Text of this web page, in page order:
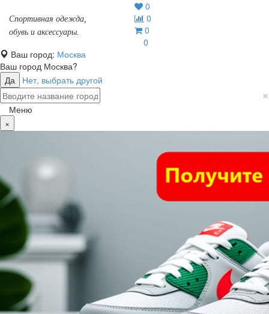
Спортивная одежда,
обувь и аксессуары.
0
0
0
0
Ваш город: Москва
Ваш город Москва?
Да
Нет, выбрать другой
×
Меню
×